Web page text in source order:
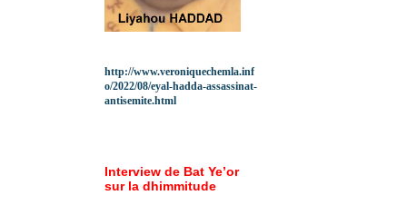
http://www.veroniquechemla.inf
o/2022/08/eyal-hadda-assassinat-
antisemite.html
Interview de Bat Ye’or
sur la dhimmitude